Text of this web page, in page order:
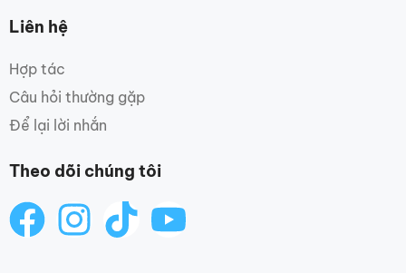
Liên hệ
Hợp tác
Câu hỏi thường gặp
Để lại lời nhắn
Theo dõi chúng tôi